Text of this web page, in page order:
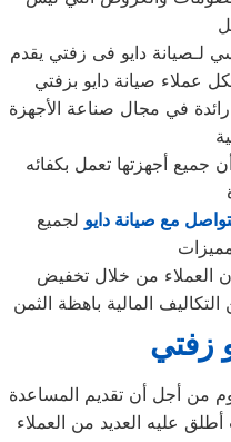
لـصيانة دايو فى زفتي يقدم
عملاء صيانة دايو بزفتي
في مجال صناعة الأجهزة
مع صيانة دايو لجميع
زفتي
من أجل أن تقديم المساعدة
عليه العديد من العملاء